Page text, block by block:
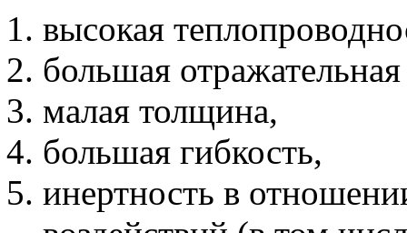
высокая
большая
малая толщина,
большая гибкость,
инертность в